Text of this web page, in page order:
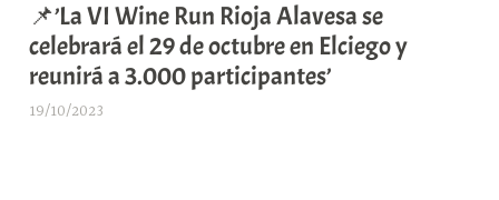
📌’La VI Wine Run Rioja Alavesa se
celebrará el 29 de octubre en Elciego y
reunirá a 3.000 participantes’
19/10/2023